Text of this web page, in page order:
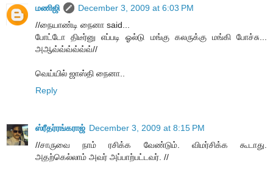
மணிஜி
December 3, 2009 at 6:03 PM
//நையாண்டி நைனா said...
போட்டோ திடீர்னு எப்படி ஓல்டு மங்கு கலருக்கு மங்கி போச்சு...
அஆவ்வ்வ்வ்வ்வ்//
வெய்யில் ஜாஸ்தி நைனா..
Reply
ஸ்ரீதர்ரங்கராஜ் December 3, 2009 at 8:15 PM
//சாருவை நாம் ரசிக்க வேண்டும். விமர்சிக்க கூடாது.
அதற்கெல்லாம் அவர் அப்பாற்பட்டவர். //